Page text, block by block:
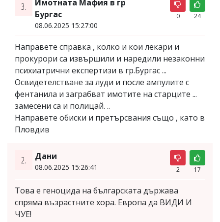
3.
Имотната Мафия в гр
Бургас
08.06.2025 15:27:00
0 24
Направете справка , колко и кои лекари и
прокурори са извършили и наредили незаконни
психиатрични експертизи в гр.Бургас ...
Освидетелстване за луди и после ампулите с
фентанила и заграбват имотите на старците ...
замесени са и полицай. ..
Направете обиски и претърсвания също , като в
Пловдив
2. Дани
08.06.2025 15:26:41 2 17
Това е геноцида на българската държава
спряма възрастните хора. Европа да ВИДИ И
ЧУЕ!